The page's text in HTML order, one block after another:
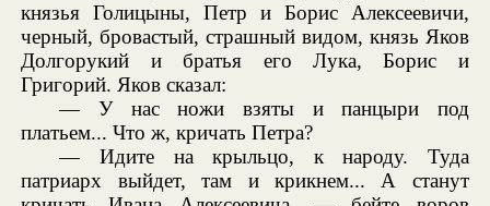
князья Голицыны, Петр и Борис Алексеевичи,
черный, бровастый, страшный видом, князь Яков
Долгорукий и братья его Лука, Борис и
Григорий. Яков сказал:
— У нас ножи взяты и панцыри под
платьем... Что ж, кричать Петра?
— Идите на крыльцо, к народу. Туда
патриарх выйдет, там и крикнем... А станут